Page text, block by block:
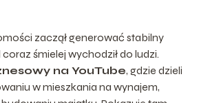
zaczął generować stabilny
śmielej wychodził do ludzi.
na YouTube, gdzie dzieli
w mieszkania na wynajem,